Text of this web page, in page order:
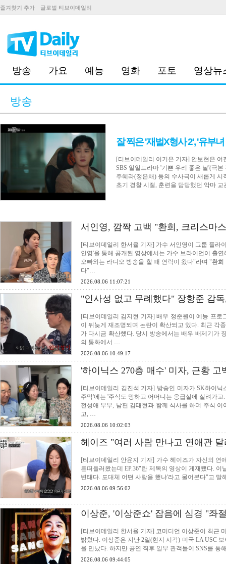
즐겨찾기 추가 글로벌 티브이데일리
방송 가요 예능 영화 포토 영상뉴
방송
잘 찍은 '재벌X형사 2', '유부
[티브이데일리 이기은 기자] 안보현은
SBS 일일드라마 '기쁜 우리 좋은 날'(극
주혜라(정은채) 등의 수사극이 새롭게
초기 경찰 시절, 훈련을 담당했던 악마
서인영, 깜짝 고백 "환희, 크리스마
[티브이데일리 한서율 기자] 가수 서인영이 그룹 플라
인영'을 통해 공개된 영상에서는 가수 브라이언이 출
오빠와는 라디오 방송을 할 때 연락이 왔다"라며 "환
다"…
2026.08.06 11:07:21
"인사성 없고 무례했다" 장항준 감
[티브이데일리 김지현 기자] 배우 정준원이 예능 프
이 뒤늦게 재조명되며 논란이 확산되고 있다. 최근 각
가 다시금 확산했다. 당시 방송에서는 배우 배제기가
의 통화에서 …
2026.08.06 10:49:17
'하이닉스 270층 매수' 미자, 근황
[티브이데일리 김진석 기자] 방송인 미자가 SK하이
주막'에는 '주식도 망하고 어머니는 응급실에 실려가
전성애 부부, 남편 김태현과 함께 식사를 하며 주식
고, …
2026.08.06 10:02:03
헤이즈 "여러 사람 만나고 연애관
[티브이데일리 안윤지 기자] 가수 헤이즈가 자신의 연
튼떠들러왔는데 EP.36"란 제목의 영상이 게재됐다.
변태다. 도대체 어떤 사랑을 했냐'라고 물어본다"고
2026.08.06 09:56:02
이상준, '이상준쇼' 잡음에 심경 "좌
[티브이데일리 한서율 기자] 코미디언 이상준이 최근
밝혔다. 이상준은 지난 2일(현지 시각) 미국 LA USC
을 만났다. 하지만 공연 직후 일부 관객들이 SNS를
2026.08.06 09:44:05